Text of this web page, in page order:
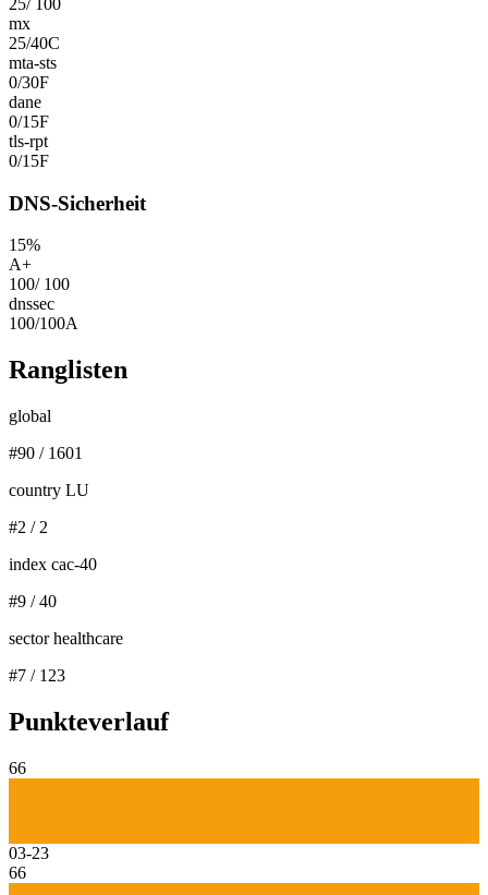
mx
25/40C
mta-sts
0/30F
dane
0/15F
tls-rpt
0/15F
DNS-Sicherheit
15%
A+
100/ 100
dnssec
100/100A
Ranglisten
global
#90 / 1601
country LU
#2 / 2
index cac-40
#9 /40
sector healthcare
#7 / 123
Punkteverlauf
66
03-23
66